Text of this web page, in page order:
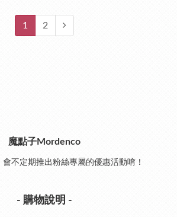
1 2
魔點子Mordenco
不定期推出粉絲專屬的優惠活動唷！
- 購物說明 -